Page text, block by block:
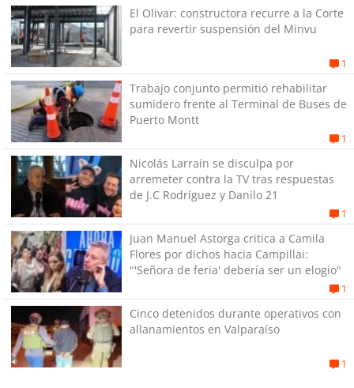
El Olivar: constructora recurre a la Corte
para revertir suspensión del Minvu
1
Trabajo conjunto permitió rehabilitar
sumidero frente al Terminal de Buses de
Puerto Montt
1
Nicolás Larraín se disculpa por
arremeter contra la TV tras respuestas
de J.C Rodríguez y Danilo 21
1
Juan Manuel Astorga critica a Camila
Flores por dichos hacia Campillai:
"'Señora de feria' debería ser un elogio"
1
Cinco detenidos durante operativos con
allanamientos en Valparaíso
1